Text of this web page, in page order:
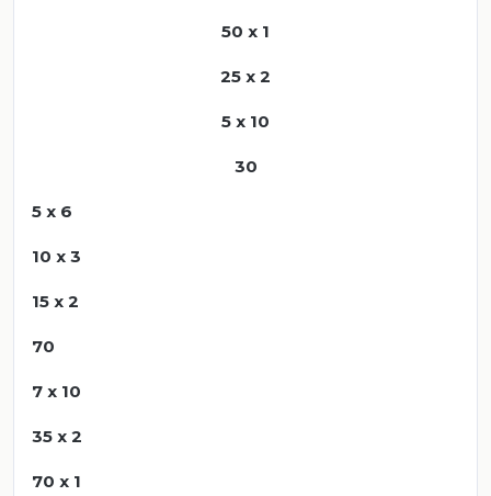
50 x 1
25 x 2
5 x 10
30
5 x 6
10 x 3
15 x 2
70
7 x 10
35 x 2
70 x 1